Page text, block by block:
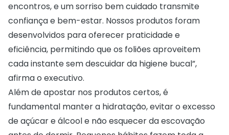
encontros, e um sorriso bem cuidado transmite
confiança e bem-estar. Nossos produtos foram
desenvolvidos para oferecer praticidade e
eficiência, permitindo que os foliões aproveitem
cada instante sem descuidar da higiene bucal”,
afirma o executivo.
Além de apostar nos produtos certos, é
fundamental manter a hidratação, evitar o excesso
de açúcar e álcool e não esquecer da escovação